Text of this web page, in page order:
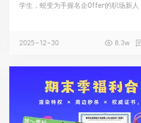
学生，蜕变为手握名企Offer的职场新人
2025-12-30 8.3w